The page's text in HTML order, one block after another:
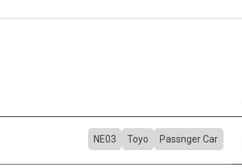
Passnger Car
Toyo
NE03